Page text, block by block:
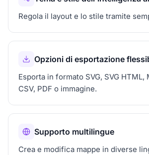
Regola il layout e lo stile tramite
Opzioni di esportazione
Esporta in formato SVG, SVG HTML,
CSV, PDF o immagine.
Supporto multilingue
Crea e modifica mappe in diverse